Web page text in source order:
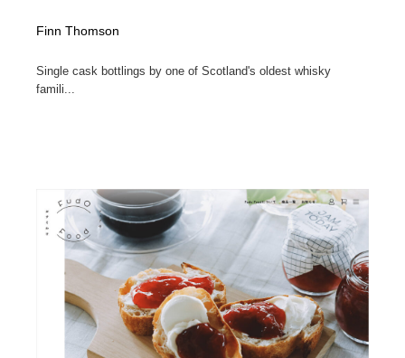
Finn Thomson
Single cask bottlings by one of Scotland's oldest whisky
famili...